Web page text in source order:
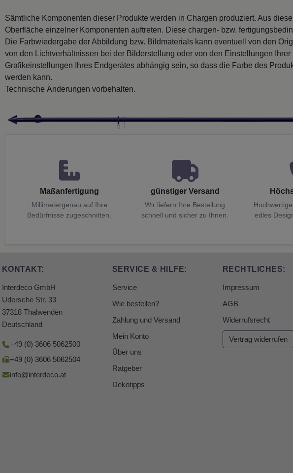
Sämtliche Komponenten dieser Produkte werden in Chargen produziert. Aus
Oberfläche einzelner Komponenten auftreten. Diese chargen- bzw.
Die Farbwiedergabe der Abbildung bzw. Bildmaterials kann eventuell von den
von den Lichtverhältnissen bei der Bilderstellung oder von den Einstellungen Ihrer
Grafikeinstellungen Ihres Endgerätes abhängig sein, so dass die Farbe des
werden kann.
Technische Änderungen vorbehalten.
Maßanfertigung
Millimetergenau auf Ihre
Bedürfnisse zugeschnitten.
günstiger Versand
Wir liefern Ihre Bestellung
schnell und sicher zu Ihnen.
edles
KONTAKT:
Interdeco GmbH
Udersche Str. 33
37318 Thalwenden
Deutschland
+49 (0) 3606 5062500
+49 (0) 3606 5062504
info@interdeco.at
SERVICE & HILFE:
Service
Wie bestellen?
Zahlung und Versand
Mein Konto
Über uns
Ratgeber
Dekotipps
RECHTLICHES:
Impressum
AGB
Widerrufsrecht
Vertrag widerrufen